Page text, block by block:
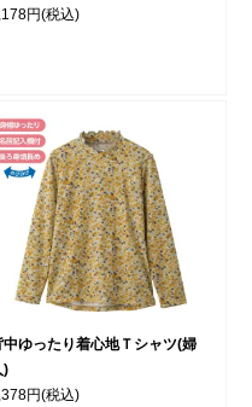
円(税込)
中ゆったり着心地Ｔシャツ(婦
)
円(税込)